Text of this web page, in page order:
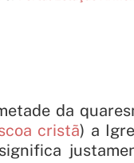
da
cristã) a